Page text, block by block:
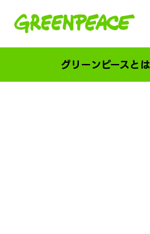
グリーンピースとは